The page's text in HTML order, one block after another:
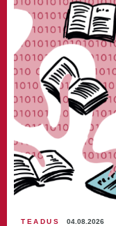
TEADUS 04.08.2026